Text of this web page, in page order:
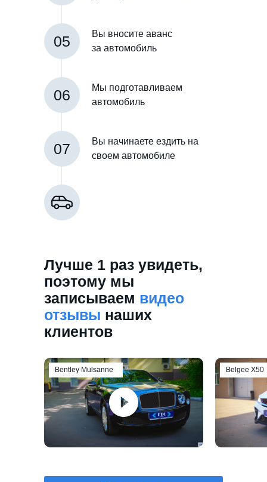
05
Вы вносите аванс
за автомобиль
06
Мы подготавливаем
автомобиль
07
Вы начинаете ездить на
своем автомобиле
Лучше 1 раз увидеть,
поэтому мы
записываем видео
отзывы наших
клиентов
Bentley Mulsanne Belgee Х50